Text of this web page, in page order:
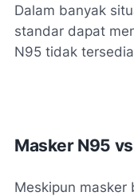
Dalam banyak
standar dapat
N95 tidak
Masker N95
Meskipun